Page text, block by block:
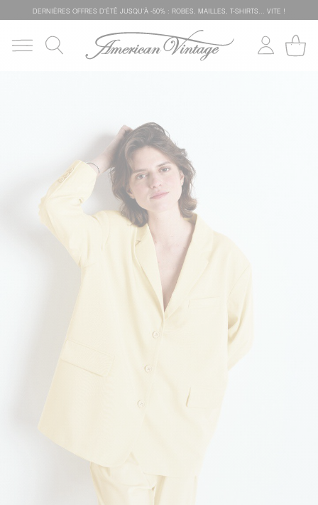
DERNIÈRES OFFRES D'ÉTÊ JUSQU'À -50% : ROBES, MAILLES, T-SHIRTS... VITE !